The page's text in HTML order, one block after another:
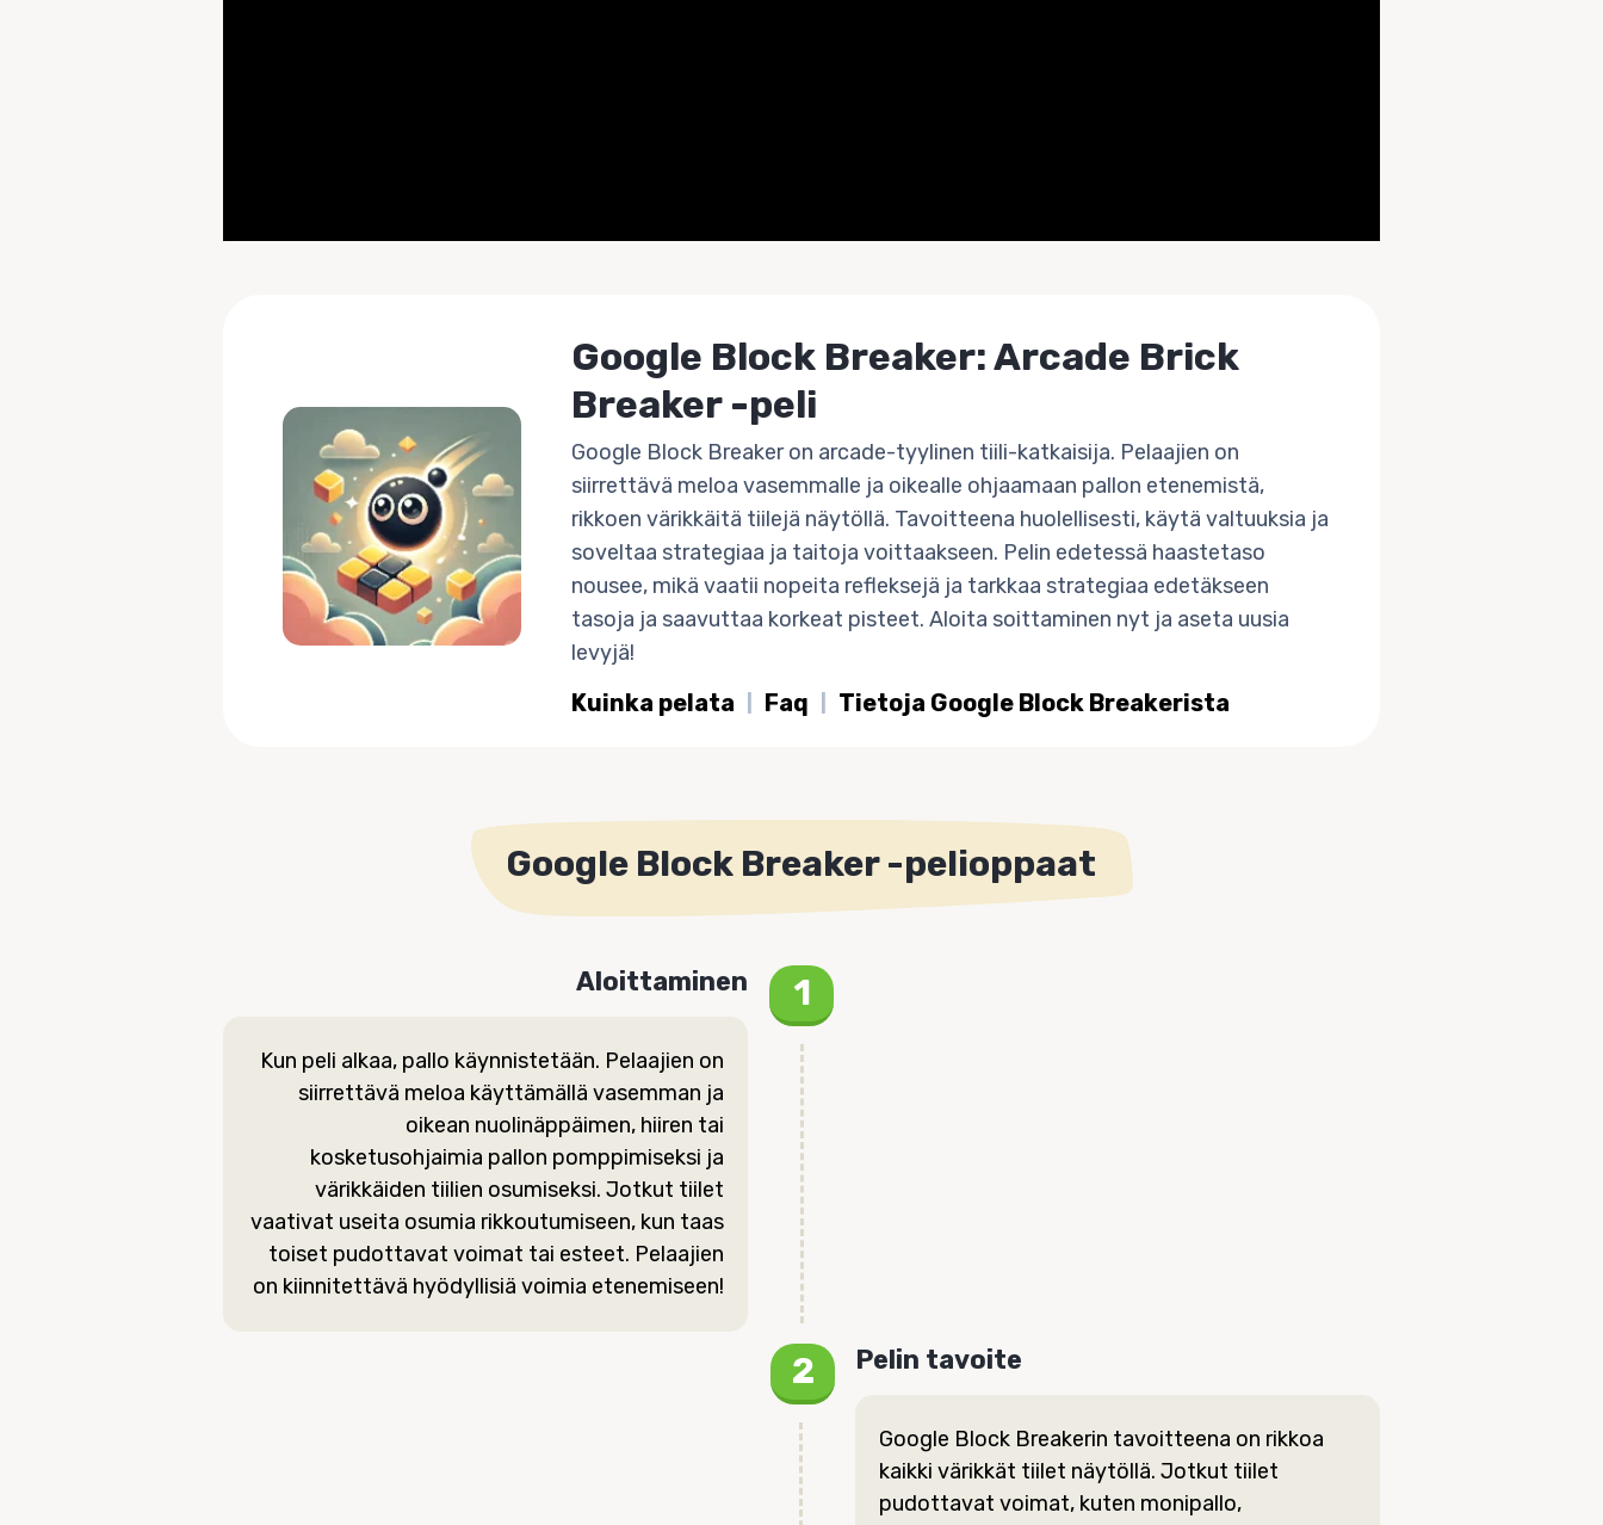
Google Block Breaker: Arcade Brick
Breaker -peli
Google Block Breaker on arcade-tyylinen tiili-katkaisija. Pelaajien on
siirrettävä meloa vasemmalle ja oikealle ohjaamaan pallon etenemistä,
rikkoen värikkäitä tiilejä näytöllä. Tavoitteena huolellisesti, käytä valtuuksia ja
soveltaa strategiaa ja taitoja voittaakseen. Pelin edetessä haastetaso
nousee, mikä vaatii nopeita refleksejä ja tarkkaa strategiaa edetäkseen
tasoja ja saavuttaa korkeat pisteet. Aloita soittaminen nyt ja aseta uusia
levyjä!
Kuinka pelata Faq Tietoja Google Block Breakerista
Google Block Breaker -pelioppaat
Aloittaminen
Kun peli alkaa, pallo käynnistetään. Pelaajien on
siirrettävä meloa käyttämällä vasemman ja
oikean nuolinäppäimen, hiiren tai
kosketusohjaimia pallon pomppimiseksi ja
värikkäiden tiilien osumiseksi. Jotkut tiilet
vaativat useita osumia rikkoutumiseen, kun taas
toiset pudottavat voimat tai esteet. Pelaajien
on kiinnitettävä hyödyllisiä voimia etenemiseen!
Pelin tavoite
Google Block Breakerin tavoitteena on rikkoa
kaikki värikkät tiilet näytöllä. Jotkut tiilet
pudottavat voimat, kuten monipallo,